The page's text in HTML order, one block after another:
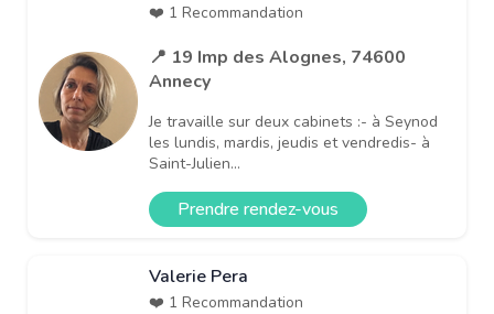
❤️ 1 Recommandation
📍 19 Imp des Alognes, 74600
Annecy
Je travaille sur deux cabinets :- à Seynod
les lundis, mardis, jeudis et vendredis- à
Saint-Julien...
Prendre rendez-vous
Valerie Pera
❤️ 1 Recommandation